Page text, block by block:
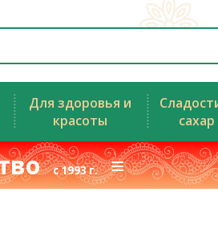
Для здоровья и
красоты
сахар
с 1993 г.≡